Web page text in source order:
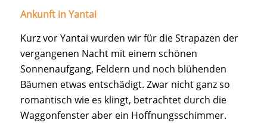
Ankunft in Yantai
Kurz vor Yantai wurden wir für die Strapazen der
vergangenen Nacht mit einem schönen
Sonnenaufgang, Feldern und noch blühenden
Bäumen etwas entschädigt. Zwar nicht ganz so
romantisch wie es klingt, betrachtet durch die
Waggonfenster aber ein Hoffnungsschimmer.